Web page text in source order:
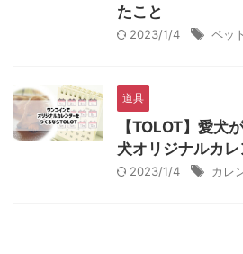
たこと
2023/1/4 ペッ
道具
【TOLOT】愛犬
犬オリジナルカ
2023/1/4 カレ